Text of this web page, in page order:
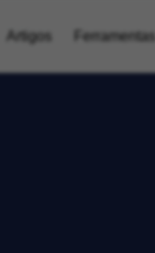
Artigos Ferramentas